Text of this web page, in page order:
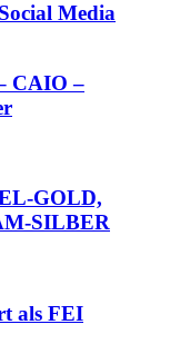
Media
CAIO –
GOLD,
SILBER
als FEI